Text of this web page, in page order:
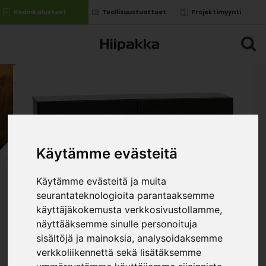
Käytämme evästeitä
Käytämme evästeitä ja muita
seurantateknologioita parantaaksemme
käyttäjäkokemusta verkkosivustollamme,
näyttääksemme sinulle personoituja
sisältöjä ja mainoksia, analysoidaksemme
verkkoliikennettä sekä lisätäksemme
Kodinkalusteet Teollisuustuotteet Projektimyynti